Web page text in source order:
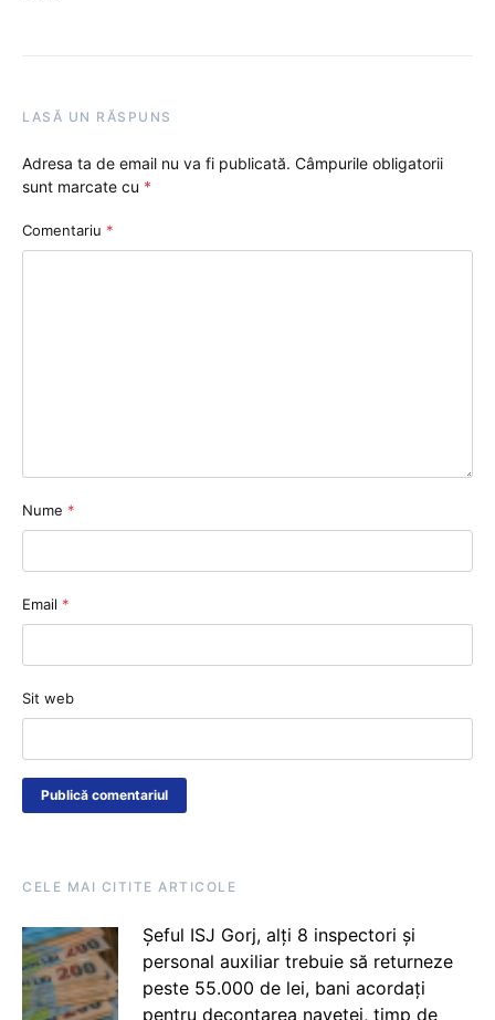
LASĂ UN RĂSPUNS
Adresa ta de email nu va fi publicată. Câmpurile obligatorii
sunt marcate cu *
Comentariu *
Nume *
Email *
Sit web
CELE MAI CITITE ARTICOLE
Șeful ISJ Gorj, alți 8 inspectori și
personal auxiliar trebuie să returneze
peste 55.000 de lei, bani acordați
pentru decontarea navetei, timp de